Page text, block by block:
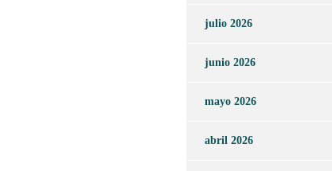
julio 2026
junio 2026
mayo 2026
abril 2026